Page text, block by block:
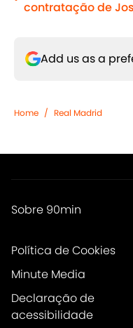
contratação de
Add us as a
Home / Real Madrid
Sobre 90min
Política de Cookies
Minute Media
Declaração de
acessibilidade